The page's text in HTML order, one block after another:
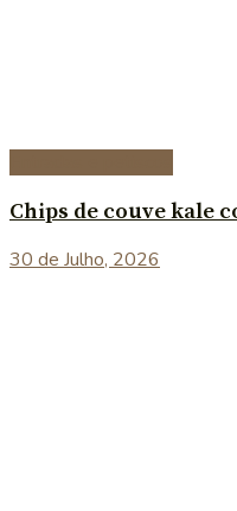
Chips de couve kale
30 de Julho, 2026